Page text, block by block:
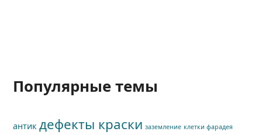
Популярные темы
антик дефекты краски заземление клетки фарадея